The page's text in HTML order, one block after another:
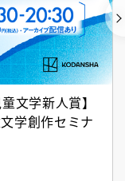
文学新人賞】
学創作セミナ